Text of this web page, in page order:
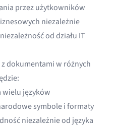
przez użytkowników
niezależnie
od działu IT
dokumentami w różnych
wielu języków
symbole i formaty
niezależnie od języka